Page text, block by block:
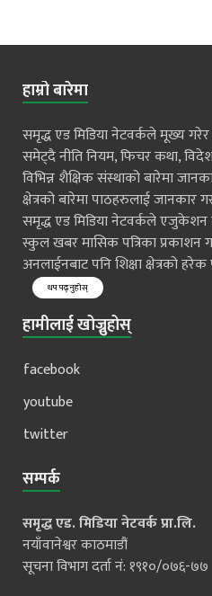
हाम्रो बारेमा
समृद्ध एड मिडिया नेटवर्कले मूख्य गरेर
समेट्दै नीति नियम, फिचर कथा,
विभिन्न शैक्षिक संस्थाको बारेमा
क्षेत्रको बारेमा पाठहरुलाई
समृद्ध एड मिडिया नेटवर्कले एजुकेशन
स्कुल खबर मासिक पत्रिका
अनलाईनबाट पनि शिक्षा क्षेत्रको
थप पढ्नुहोस्
हामीलाई खोज्नुहोस्
facebook
youtube
twitter
सम्पर्क
समृद्ध एड. मिडिया नेटवर्क प्रा.लि.
नयाँवानेश्वर काठमाडौं
सूचना विभाग दर्ता नं: १९१०/०७६-७७